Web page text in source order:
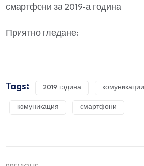
смартфони за 2019-а година
Приятно гледане:
Tags: 2019 година комуникации
комуникация смартфони